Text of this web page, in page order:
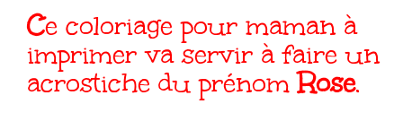
Ce coloriage pour maman à
imprimer va servir à faire un
acrostiche du prénomRose.